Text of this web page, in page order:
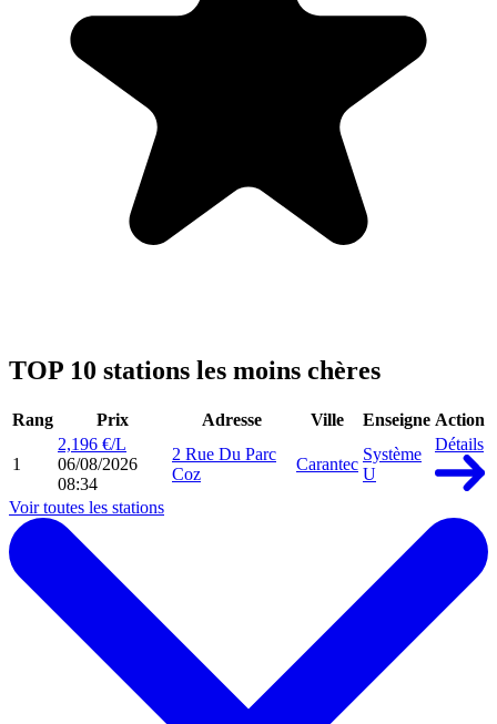
TOP 10 stations les moins chères
Rang Prix Adresse Ville Enseigne Action
1
2,196 €/L
06/08/2026
08:34
2 Rue Du Parc
Coz
Carantec
Système
U
Détails
Voir toutes les stations